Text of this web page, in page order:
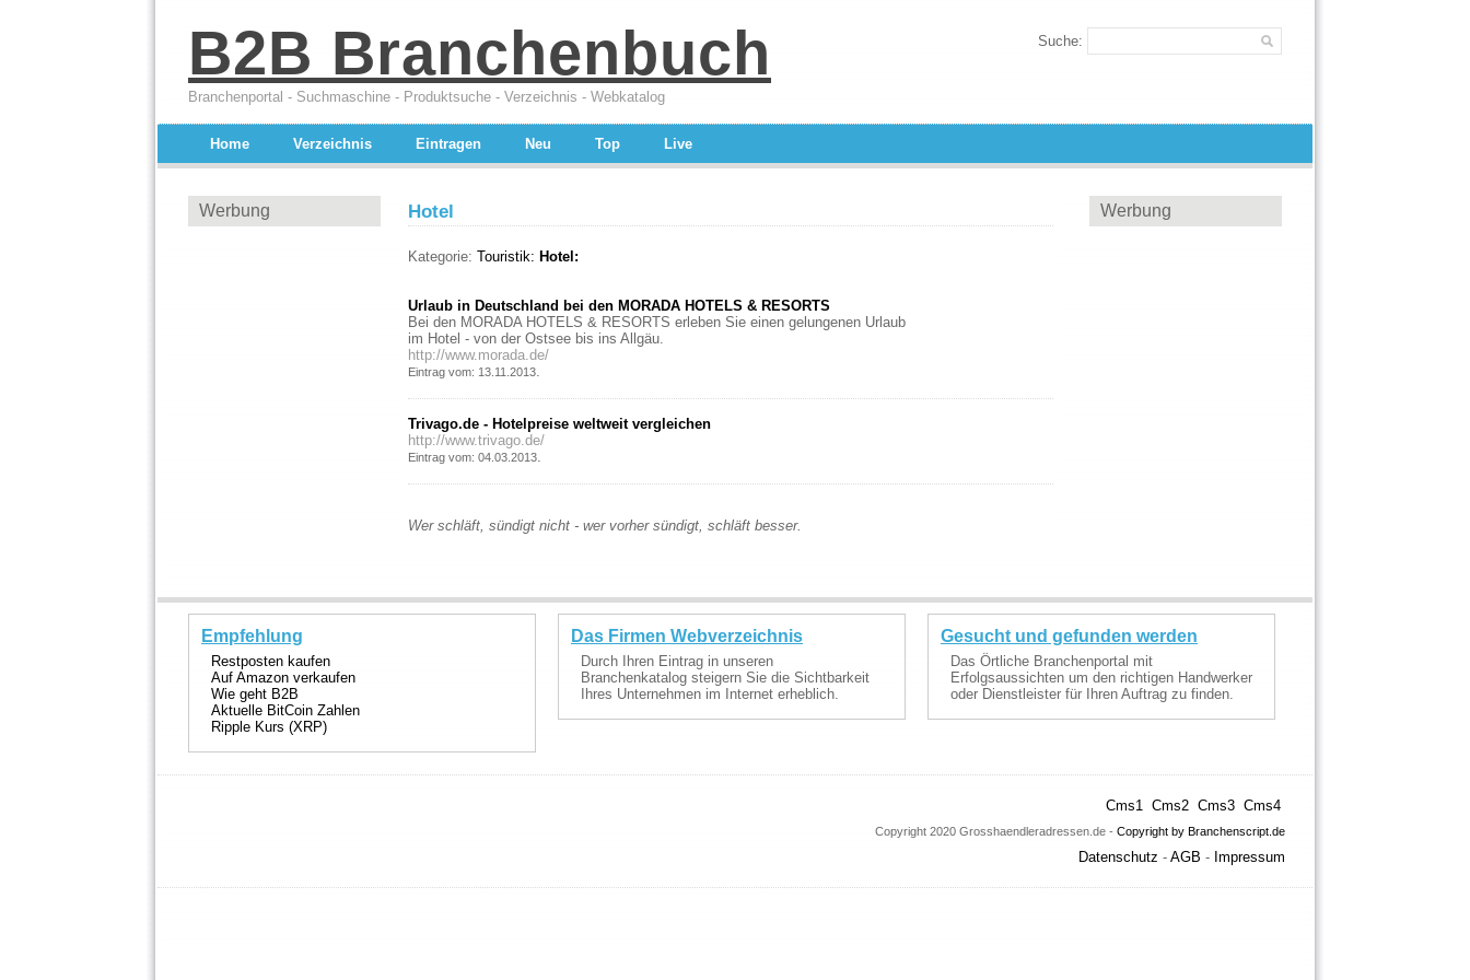
B2B Branchenbuch
Branchenportal - Suchmaschine - Produktsuche - Verzeichnis - Webkatalog
Suche:
Home Verzeichnis Eintragen Neu Top Live
Werbung Hotel
Kategorie: Touristik: Hotel:
Urlaub in Deutschland bei den MORADA HOTELS & RESORTS
Bei den MORADA HOTELS & RESORTS erleben Sie einen gelungenen Urlaub
im Hotel - von der Ostsee bis ins Allgäu.
http://www.morada.de/
Eintrag vom: 13.11.2013.
Trivago.de - Hotelpreise weltweit vergleichen
http://www.trivago.de/
Eintrag vom: 04.03.2013.
Wer schläft, sündigt nicht - wer vorher sündigt, schläft besser.
Werbung
Empfehlung
Restposten kaufen
Auf Amazon verkaufen
Wie geht B2B
Aktuelle BitCoin Zahlen
Ripple Kurs (XRP)
Das Firmen Webverzeichnis
Durch Ihren Eintrag in unseren
Branchenkatalog steigern Sie die Sichtbarkeit
Ihres Unternehmen im Internet erheblich.
Gesucht und gefunden werden
Das Örtliche Branchenportal mit
Erfolgsaussichten um den richtigen Handwerker
oder Dienstleister für Ihren Auftrag zu finden.
Cms1 Cms2 Cms3 Cms4
Copyright 2020 Grosshaendleradressen.de - Copyright by Branchenscript.de
Datenschutz - AGB - Impressum